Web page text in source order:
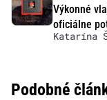
Výkonné
oficiálne
Katarína
Podobné